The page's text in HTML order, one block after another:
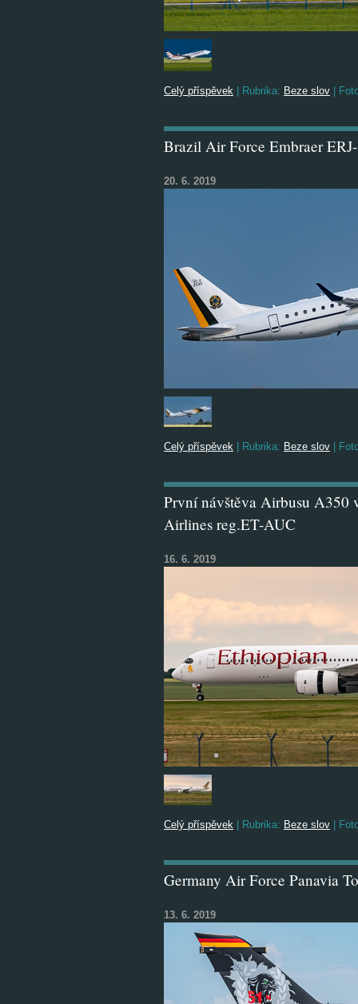
Celý příspěvek Rubrika: Beze slov
Brazil Air Force Embraer
20. 6. 2019
Celý příspěvek Rubrika: Beze slov
První návštěva Airbusu A350
Airlines reg.ET-AUC
16. 6. 2019
Celý příspěvek Rubrika: Beze slov
Germany Air Force Panavia
13. 6. 2019